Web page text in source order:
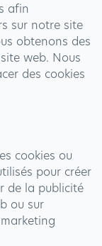
afin
sur notre site
obtenons des
web. Nous
des cookies
cookies ou
pour créer
de la publicité
ou sur